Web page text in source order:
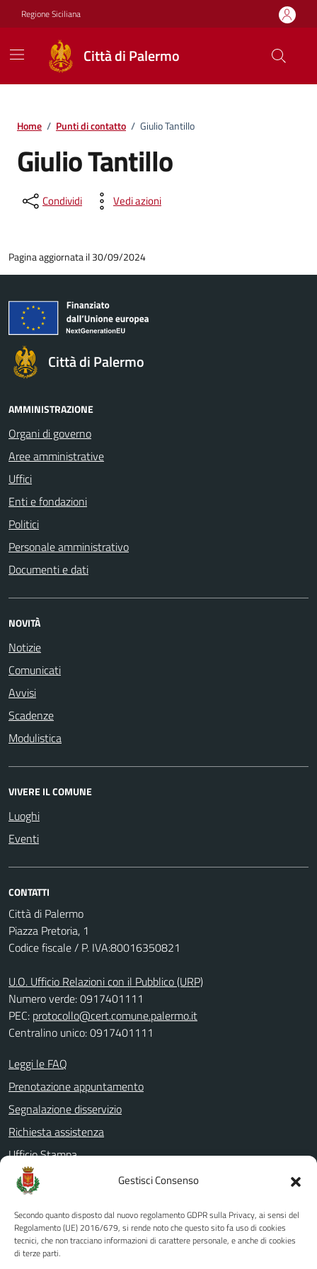
Gestisci Consenso
Secondo quanto disposto dal nuovo regolamento GDPR sulla Privacy, ai sensi del
Regolamento (UE) 2016/679, si rende noto che questo sito fa uso di cookies
tecnici, che non tracciano informazioni di carattere personale, e anche di cookies
di terze parti.
Vai ai contenuti
Vai al footer
Regione Siciliana
Città di Palermo
Home / Punti di contatto / Giulio Tantillo
Giulio Tantillo
Condividi Vedi azioni
Pagina aggiornata il 30/09/2024
Città di Palermo
AMMINISTRAZIONE
Organi di governo
Aree amministrative
Uffici
Enti e fondazioni
Politici
Personale amministrativo
Documenti e dati
NOVITÀ
Notizie
Comunicati
Avvisi
Scadenze
Modulistica
VIVERE IL COMUNE
Luoghi
Eventi
CONTATTI
Città di Palermo
Piazza Pretoria, 1
Codice fiscale / P. IVA:80016350821
U.O. Ufficio Relazioni con il Pubblico (URP)
Numero verde: 0917401111
PEC: protocollo@cert.comune.palermo.it
Centralino unico: 0917401111
Leggi le FAQ
Prenotazione appuntamento
Segnalazione disservizio
Richiesta assistenza
Ufficio Stampa
Amministrazione Trasparente
Albo pretorio
Informativa privacy
Note legali